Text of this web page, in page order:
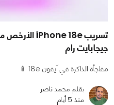
جيجابايت رام
مفاجأة الذاكرة في آيفون 18e 📱
بقلم محمد ناصر
منذ 5 أيام